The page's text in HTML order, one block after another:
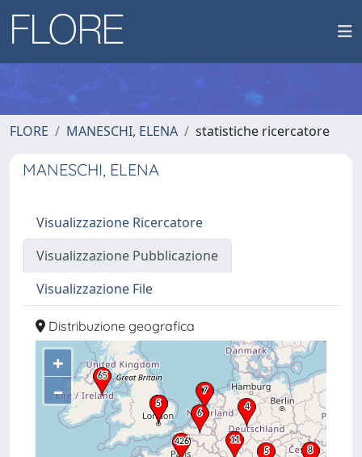
FLORE MANESCHI, ELENA statistiche ricercatore
MANESCHI, ELENA
Visualizzazione Ricercatore
Visualizzazione Pubblicazione
Visualizzazione File
Distribuzione geografica
+
–